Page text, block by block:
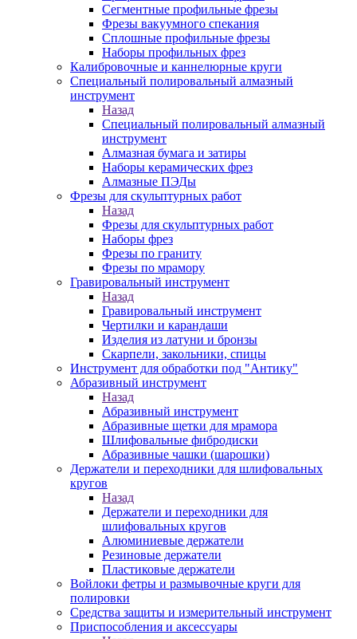
Сегментные профильные фрезы
Фрезы вакуумного спекания
Сплошные профильные фрезы
Наборы профильных фрез
Калибровочные и каннелюрные круги
Специальный полировальный алмазный
инструмент
Назад
Специальный полировальный алмазный
инструмент
Алмазная бумага и затиры
Наборы керамических фрез
Алмазные ПЭДы
Фрезы для скульптурных работ
Назад
Фрезы для скульптурных работ
Наборы фрез
Фрезы по граниту
Фрезы по мрамору
Гравировальный инструмент
Назад
Гравировальный инструмент
Чертилки и карандаши
Изделия из латуни и бронзы
Скарпели, закольники, спицы
Инструмент для обработки под "Антику"
Абразивный инструмент
Назад
Абразивный инструмент
Абразивные щетки для мрамора
Шлифовальные фибродиски
Абразивные чашки (шарошки)
Держатели и переходники для шлифовальных
кругов
Назад
Держатели и переходники для
шлифовальных кругов
Алюминиевые держатели
Резиновые держатели
Пластиковые держатели
Войлоки фетры и размывочные круги для
полировки
Средства защиты и измерительный инструмент
Приспособления и аксессуары